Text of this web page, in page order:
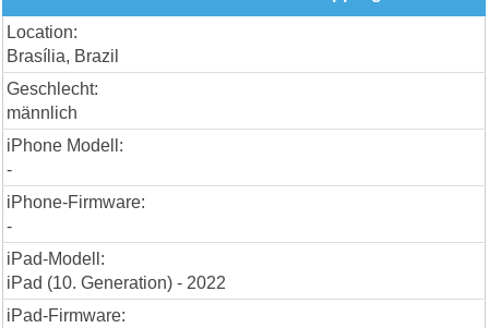
Location:
Brasília, Brazil
Geschlecht:
männlich
iPhone Modell:
-
iPhone-Firmware:
-
iPad-Modell:
iPad (10. Generation) - 2022
iPad-Firmware: